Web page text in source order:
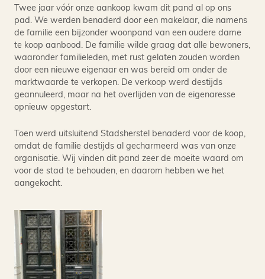
Twee jaar vóór onze aankoop kwam dit pand al op ons
pad. We werden benaderd door een makelaar, die namens
de familie een bijzonder woonpand van een oudere dame
te koop aanbood. De familie wilde graag dat alle bewoners,
waaronder familieleden, met rust gelaten zouden worden
door een nieuwe eigenaar en was bereid om onder de
marktwaarde te verkopen. De verkoop werd destijds
geannuleerd, maar na het overlijden van de eigenaresse
opnieuw opgestart.
Toen werd uitsluitend Stadsherstel benaderd voor de koop,
omdat de familie destijds al gecharmeerd was van onze
organisatie. Wij vinden dit pand zeer de moeite waard om
voor de stad te behouden, en daarom hebben we het
aangekocht.